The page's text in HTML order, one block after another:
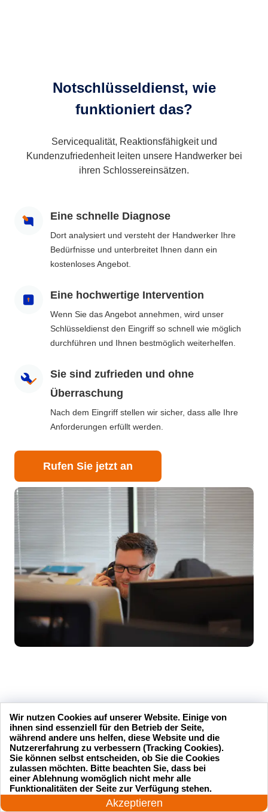
Notschlüsseldienst, wie
funktioniert das?
Servicequalität, Reaktionsfähigkeit und
Kundenzufriedenheit leiten unsere Handwerker bei
ihren Schlossereinsätzen.
Eine schnelle Diagnose
Dort analysiert und versteht der Handwerker Ihre
Bedürfnisse und unterbreitet Ihnen dann ein
kostenloses Angebot.
Eine hochwertige Intervention
Wenn Sie das Angebot annehmen, wird unser
Schlüsseldienst den Eingriff so schnell wie möglich
durchführen und Ihnen bestmöglich weiterhelfen.
Sie sind zufrieden und ohne
Überraschung
Nach dem Eingriff stellen wir sicher, dass alle Ihre
Anforderungen erfüllt werden.
Rufen Sie jetzt an
Unsere Kundenbewertungen
Service
und professionell.
zufrieden mit ihrer
Ich hatte mich ausgesperrt und
der Schlüsseldienst Service
hat mir innerhalb von 15
24 Stunden am Tag
Akzeptieren
Wir nutzen Cookies auf unserer Website. Einige von
ihnen sind essenziell für den Betrieb der Seite,
während andere uns helfen, diese Website und die
Nutzererfahrung zu verbessern (Tracking Cookies).
Sie können selbst entscheiden, ob Sie die Cookies
zulassen möchten. Bitte beachten Sie, dass bei
einer Ablehnung womöglich nicht mehr alle
Funktionalitäten der Seite zur Verfügung stehen.